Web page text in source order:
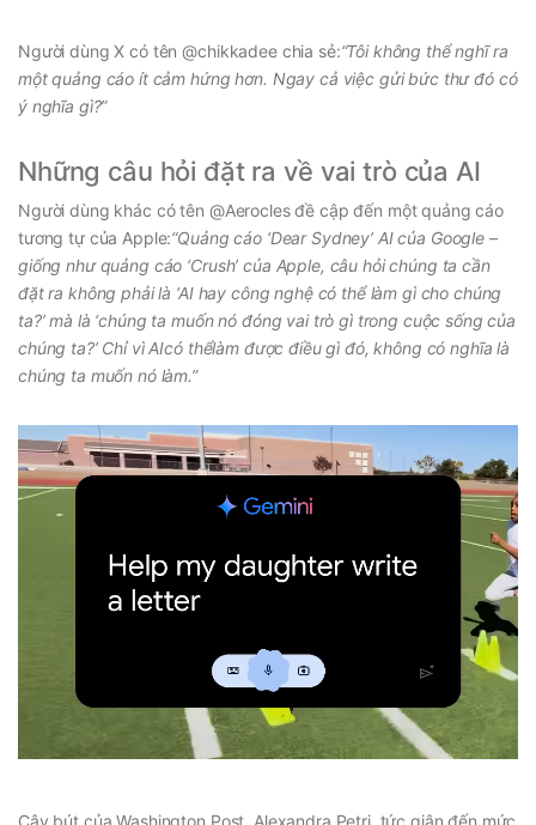
Người dùng X có tên @chikkadee chia sẻ:“Tôi không thể nghĩ ra
một quảng cáo ít cảm hứng hơn. Ngay cả việc gửi bức thư đó có
ý nghĩa gì?”
Những câu hỏi đặt ra về vai trò của AI
Người dùng khác có tên @Aerocles đề cập đến một quảng cáo
tương tự của Apple:“Quảng cáo ‘Dear Sydney’ AI của Google –
giống như quảng cáo ‘Crush’ của Apple, câu hỏi chúng ta cần
đặt ra không phải là ‘AI hay công nghệ có thể làm gì cho chúng
ta?’ mà là ‘chúng ta muốn nó đóng vai trò gì trong cuộc sống của
chúng ta?’ Chỉ vì AIcó thểlàm được điều gì đó, không có nghĩa là
chúng ta muốn nó làm.”